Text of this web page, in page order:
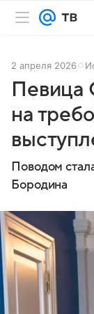
2 апреля 2026
Певица
на
Поводом
Бородина